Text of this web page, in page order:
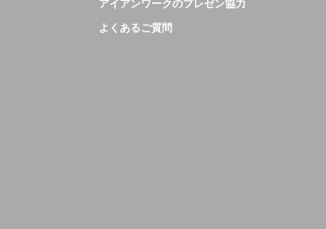
アイアンワークのプレゼン協力
よくあるご質問